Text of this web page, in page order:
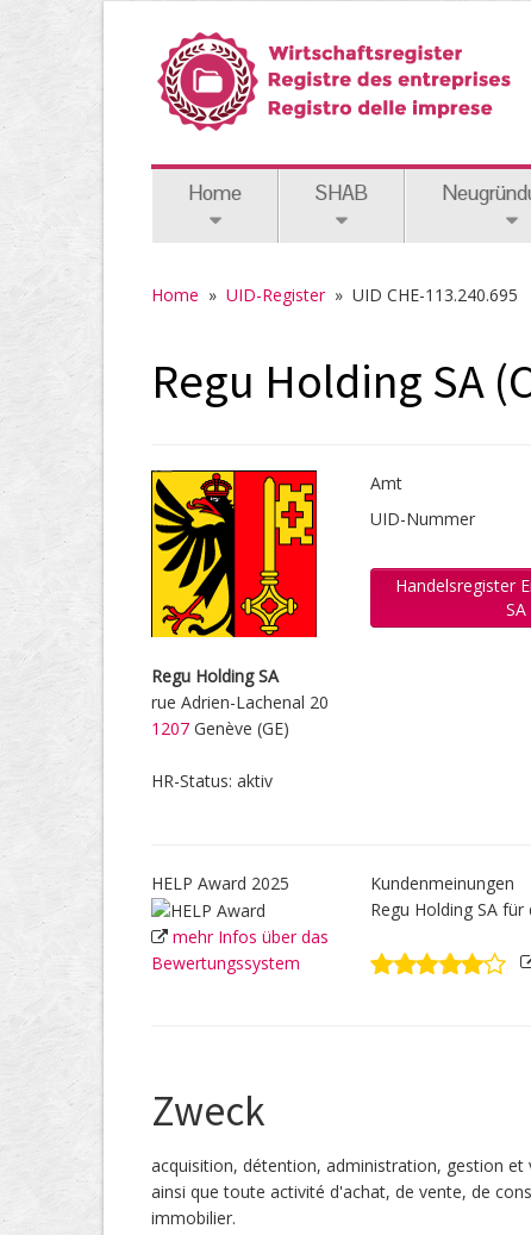
Home SHAB
Home » UID-Register» UID CHE-113.240.695
Regu Holding SA
Amt
UID-Nummer
Handelsregister
Regu Holding SA
rue Adrien-Lachenal 20
1207 Genève (GE)
HR-Status: aktiv
HELP Award 2025
mehr Infos über das
Bewertungssystem
Kundenmeinungen
Regu Holding SA
Zweck
acquisition, détention, administration, gestion
ainsi que toute activité d'achat, de vente, de
immobilier.